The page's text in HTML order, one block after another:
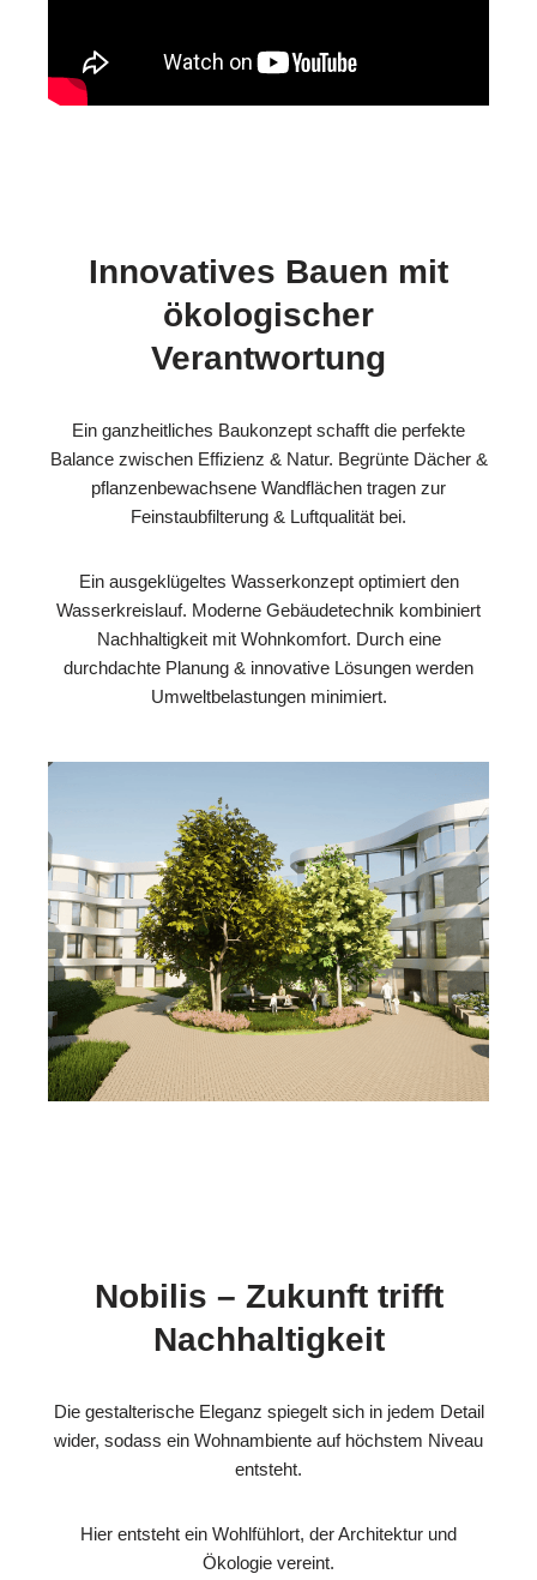
Innovatives Bauen mit
ökologischer
Verantwortung
Ein ganzheitliches Baukonzept schafft die perfekte
Balance zwischen Effizienz & Natur. Begrünte Dächer &
pflanzenbewachsene Wandflächen tragen zur
Feinstaubfilterung & Luftqualität bei.
Ein ausgeklügeltes Wasserkonzept optimiert den
Wasserkreislauf. Moderne Gebäudetechnik kombiniert
Nachhaltigkeit mit Wohnkomfort. Durch eine
durchdachte Planung & innovative Lösungen werden
Umweltbelastungen minimiert.
Nobilis – Zukunft trifft
Nachhaltigkeit
Die gestalterische Eleganz spiegelt sich in jedem Detail
wider, sodass ein Wohnambiente auf höchstem Niveau
entsteht.
Hier entsteht ein Wohlfühlort, der Architektur und
Ökologie vereint.